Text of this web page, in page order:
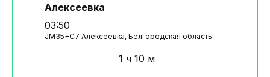
Алексеевка
03:50
JM35+C7 Алексеевка, Белгородская область
1 ч 10 м